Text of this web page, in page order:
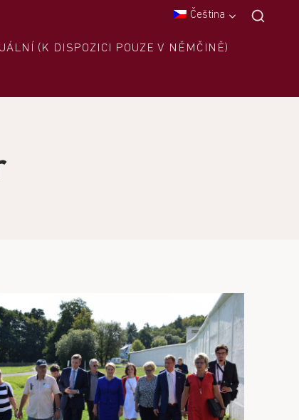
Čeština
(K DISPOZICI POUZE V NĚMČINĚ)